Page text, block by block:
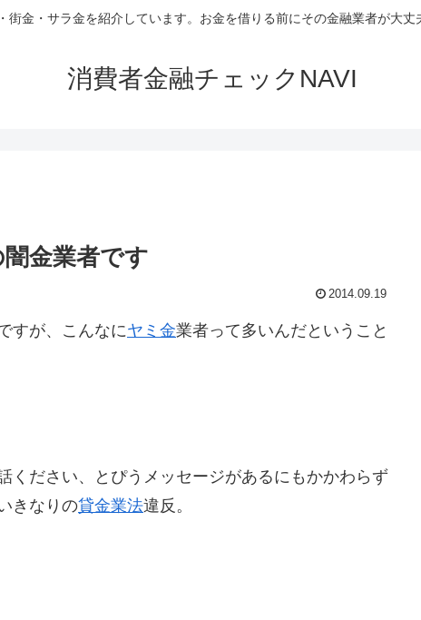
金・サラ金を紹介しています。お金を借りる前にその金融業者が大
消費者金融チェックNAVI
金業者です
2014.09.19
すが、こんなにヤミ金業者って多いんだということ
ください、とぴうメッセージがあるにもかかわらず
きなりの貸金業法違反。